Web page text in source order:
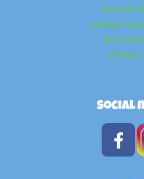
Garantie/
Levertijd/
Privacy
Social